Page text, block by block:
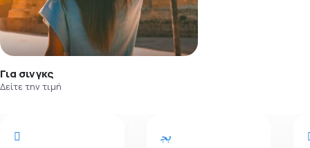
Για σινγκς
Δείτε την τιμή